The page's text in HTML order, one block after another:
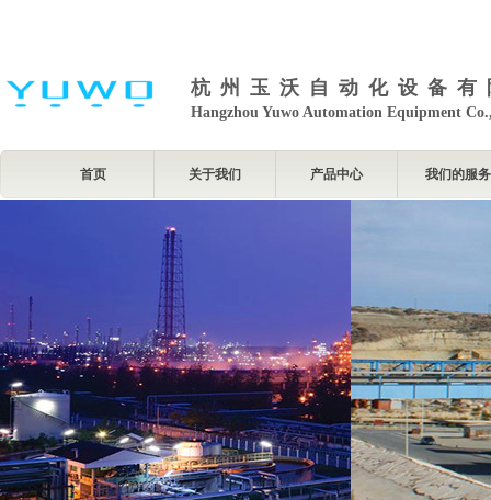
杭州玉沃自动化设备
Hangzhou Yuwo Automation Equipment
首页 关于我们 产品中心 我们的服务